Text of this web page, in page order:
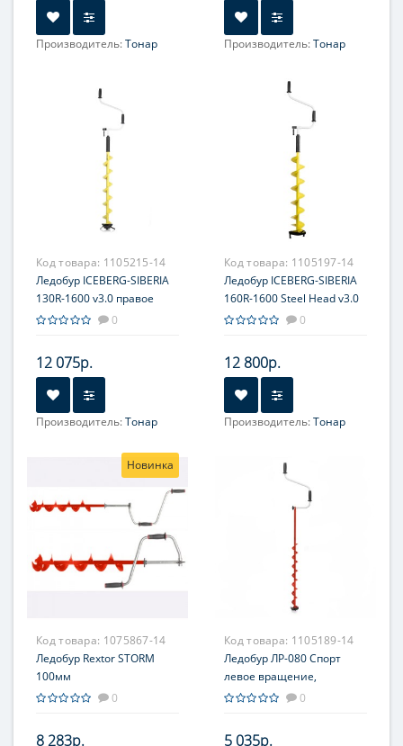
Производитель:Тонар Производитель:Тонар
Код товара: 1105215-14
Ледобур ICEBERG-SIBERIA
130R-1600 v3.0 правое
вращение (LA-130RS)
0
12 075р.
Производитель:Тонар
Код товара: 1105197-14
Ледобур ICEBERG-SIBERIA
160R-1600 Steel Head v3.0
правое вращение,
0
12 800р.
Производитель:Тонар
Новинка
Код товара: 1075867-14
Ледобур Rextor STORM
100мм
0
8 283р.
Код товара: 1105189-14
Ледобур ЛР-080 Спорт
левое вращение,
цельнотянутый шнек (LS-
0
5 035р.